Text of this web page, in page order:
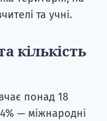
та учні.
кількість
понад 18
— міжнародні